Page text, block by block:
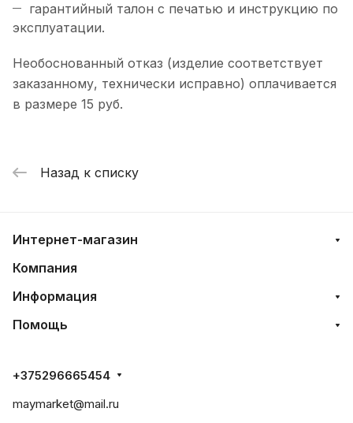
гарантийный талон с печатью и инструкцию по
эксплуатации.
Необоснованный отказ (изделие соответствует
заказанному, технически исправно) оплачивается
в размере 15 руб.
Назад к списку
Интернет-магазин
Компания
Информация
Помощь
+375296665454
maymarket@mail.ru